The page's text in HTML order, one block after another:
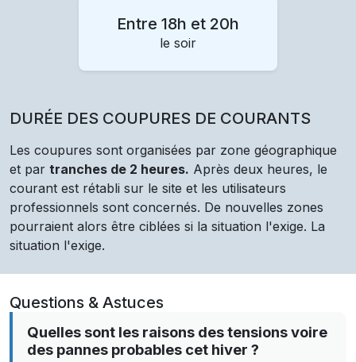
Entre 18h et 20h
le soir
DURÉE DES COUPURES DE COURANTS
Les coupures sont organisées par zone géographique
et par tranches de 2 heures. Après deux heures, le
courant est rétabli sur le site et les utilisateurs
professionnels sont concernés. De nouvelles zones
pourraient alors être ciblées si la situation l'exige. La
situation l'exige.
Questions & Astuces
Quelles sont les raisons des tensions voire
des pannes probables cet hiver ?